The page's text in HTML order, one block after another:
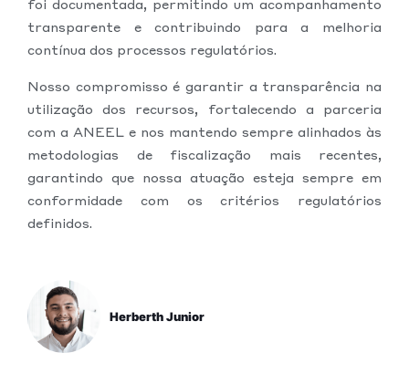
foi documentada, permitindo um acompanhamento
transparente e contribuindo para a melhoria
contínua dos processos regulatórios.
Nosso compromisso é garantir a transparência na
utilização dos recursos, fortalecendo a parceria
com a ANEEL e nos mantendo sempre alinhados às
metodologias de fiscalização mais recentes,
garantindo que nossa atuação esteja sempre em
conformidade com os critérios regulatórios
definidos.
Herberth Junior